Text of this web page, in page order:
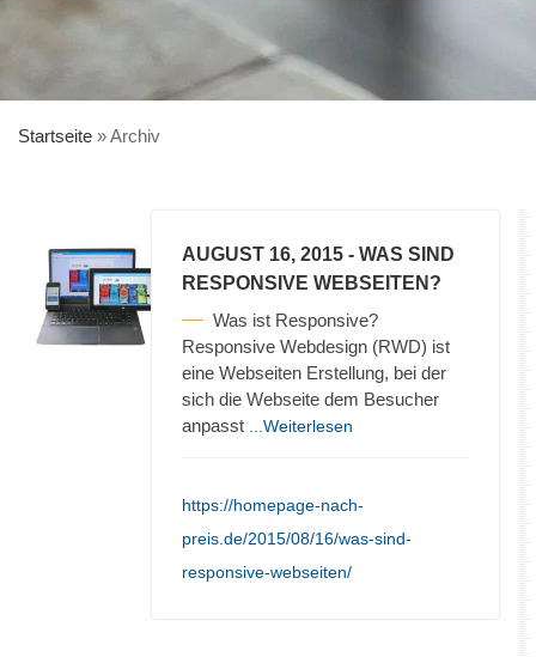
Startseite »Archiv
AUGUST 16, 2015 - WAS SIND
RESPONSIVE WEBSEITEN?
Was ist Responsive?
Responsive Webdesign (RWD) ist
eine Webseiten Erstellung, bei der
sich die Webseite dem Besucher
anpasst
...Weiterlesen
https://homepage-nach-
preis.de/2015/08/16/was-sind-
responsive-webseiten/